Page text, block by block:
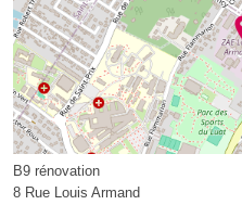
B9 rénovation
8 Rue Louis Armand